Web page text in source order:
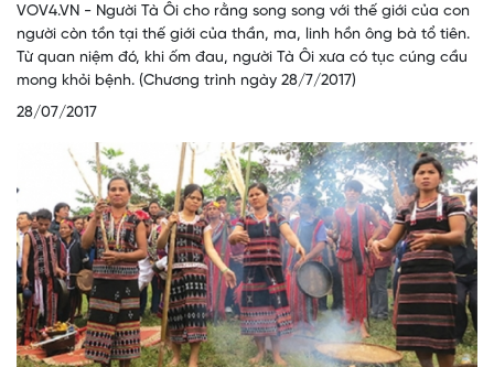
VOV4.VN - Người Tà Ôi cho rằng song song với thế giới của con
người còn tồn tại thế giới của thần, ma, linh hồn ông bà tổ tiên.
Từ quan niệm đó, khi ốm đau, người Tà Ôi xưa có tục cúng cầu
mong khỏi bệnh. (Chương trình ngày 28/7/2017)
28/07/2017